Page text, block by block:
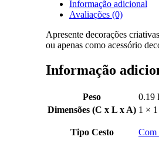
Informação adicional
Avaliações (0)
Apresente decorações
ou apenas como acessório
Informação
Peso
0.19
Dimensões (C x L x A) 1 ×
Tipo Cesto Com